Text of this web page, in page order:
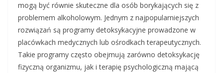
mogą być równie skuteczne dla osób borykających się z
problemem alkoholowym. Jednym z najpopularniejszych
rozwiązań są programy detoksykacyjne prowadzone w
placówkach medycznych lub ośrodkach terapeutycznych.
Takie programy często obejmują zarówno detoksykację
fizyczną organizmu, jak i terapię psychologiczną mającą